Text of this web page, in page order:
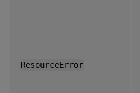
ResourceError